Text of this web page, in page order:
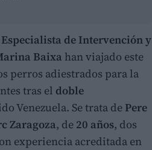
de Intervención y
Baixa han viajado este
perros adiestrados para la
tras el doble
Venezuela. Se trata de Pere
Zaragoza, de 20 años, dos
experiencia acreditada en